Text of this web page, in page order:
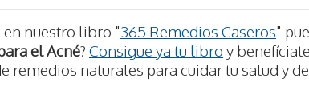
en nuestro libro "365 Remedios Caseros"
el Acné? Consigue ya tu libro y
remedios naturales para cuidar tu salud y